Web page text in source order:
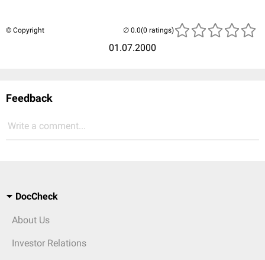
© Copyright
01.07.2000
(0 ratings)
Feedback
Write a comment...
DocCheck
About Us
Investor Relations